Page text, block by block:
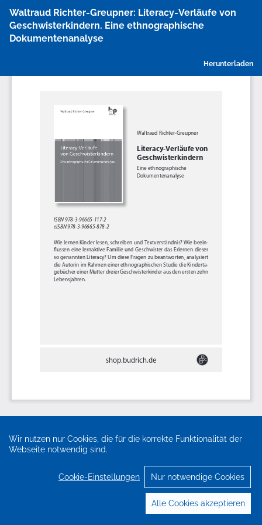
Wir nutzen nur Cookies, die für die korrekte Funktionalität der
Webseite notwendig sind.
Cookie-Einstellungen Nur notwendige Cookies
Alle Cookies akzeptieren
Artikeldetails
zurückkehren
Waltraud Richter-Greupner: Literacy-Verläufe von
Geschwisterkindern. Eine ethnographische
Dokumentenanalyse
Herunterladen